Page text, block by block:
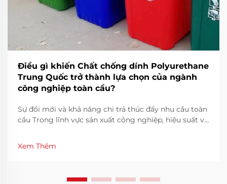
Điều gì khiến Chất chống dính Polyurethane
Trung Quốc trở thành lựa chọn của ngành
công nghiệp toàn cầu?
Sự đổi mới và khả năng chi trả thúc đẩy nhu cầu toàn
cầu Trong lĩnh vực sản xuất công nghiệp, hiệu suất và
chất lượng sản xuất ổn định. Chất chống dính
Polyurethane của Trung Quốc đã nổi lên như một giải
Xem Thêm